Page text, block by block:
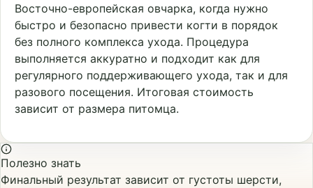
Восточно-европейская овчарка, когда нужно
быстро и безопасно привести когти в порядок
без полного комплекса ухода. Процедура
выполняется аккуратно и подходит как для
регулярного поддерживающего ухода, так и для
разового посещения. Итоговая стоимость
зависит от размера питомца.
Полезно знать
Финальный результат зависит от густоты шерсти,